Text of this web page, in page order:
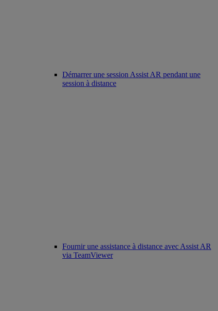
Démarrer une session Assist AR pendant une
session à distance
Fournir une assistance à distance avec Assist AR
via TeamViewer